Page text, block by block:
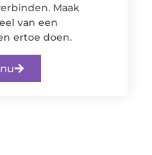
Maak
van een
ertoe doen.